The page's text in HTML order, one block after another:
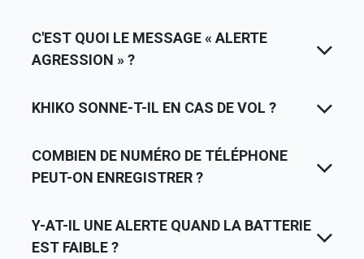
C'EST QUOI LE MESSAGE « ALERTE
AGRESSION » ?
KHIKO SONNE-T-IL EN CAS DE VOL ?
COMBIEN DE NUMÉRO DE TÉLÉPHONE
PEUT-ON ENREGISTRER ?
Y-AT-IL UNE ALERTE QUAND LA BATTERIE
EST FAIBLE ?